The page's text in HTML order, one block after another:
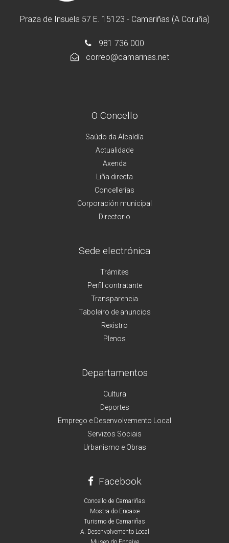
Praza de Insuela 57 E. 15123 - Camariñas (A Coruña)
981 736 000
correo@camarinas.net
O Concello
Saúdo da Alcaldía
Actualidade
Axenda
Liña directa
Concellerías
Corporación municipal
Directorio
Sede electrónica
Trámites
Perfil contratante
Transparencia
Taboleiro de anuncios
Rexistro
Plenos
Departamentos
Cultura
Deportes
Emprego e Desenvolvemento Local
Servizos Sociais
Urbanismo e Obras
Facebook
Concello de Camariñas
Mostra do Encaixe
Turismo de Camariñas
A. Desenvolvemento Local